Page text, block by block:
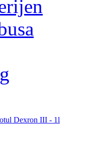
Dexron III - 1l